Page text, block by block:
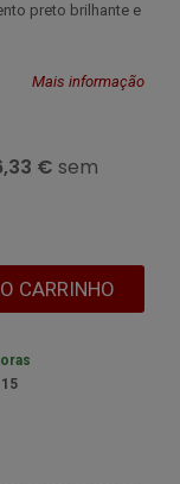
preto brilhante e
Mais informação
CARRINHO